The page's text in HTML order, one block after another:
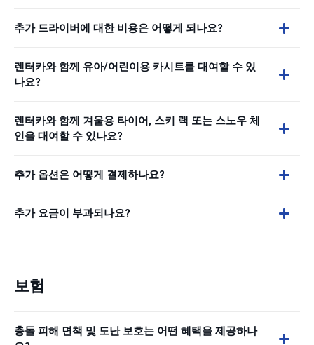
추가 드라이버에 대한 비용은 어떻게 되나요?
렌터카와 함께 유아/어린이용 카시트를 대여할 수 있
나요?
렌터카와 함께 겨울용 타이어, 스키 랙 또는 스노우 체
인을 대여할 수 있나요?
추가 옵션은 어떻게 결제하나요?
추가 요금이 부과되나요?
보험
충돌 피해 면책 및 도난 보호는 어떤 혜택을 제공하나